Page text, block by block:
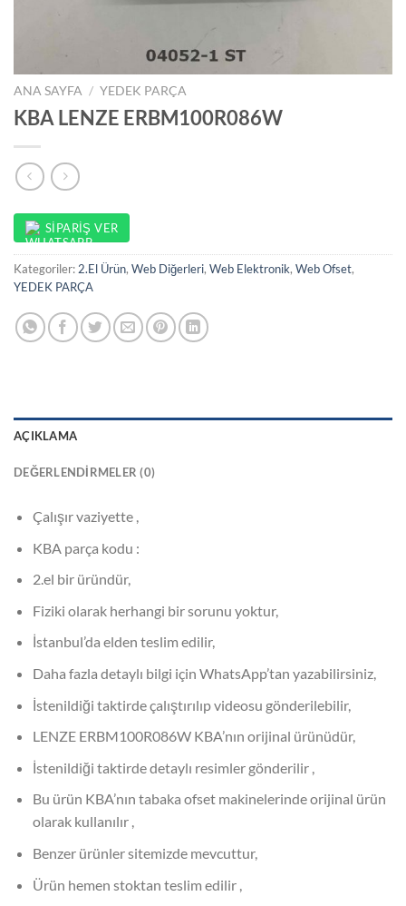
ANA SAYFA / YEDEK PARÇA
KBA LENZE ERBM100R086W
SIPARIŞ VER
Kategoriler: 2.El Ürün, Web Diğerleri, Web Elektronik, Web Ofset,
YEDEK PARÇA
AÇIKLAMA
DEĞERLENDIRMELER (0)
Çalışır vaziyette ,
KBA parça kodu :
2.el bir üründür,
Fiziki olarak herhangi bir sorunu yoktur,
İstanbul’da elden teslim edilir,
Daha fazla detaylı bilgi için WhatsApp’tan yazabilirsiniz,
İstenildiği taktirde çalıştırılıp videosu gönderilebilir,
LENZE ERBM100R086W KBA’nın orijinal ürünüdür,
İstenildiği taktirde detaylı resimler gönderilir ,
Bu ürün KBA’nın tabaka ofset makinelerinde orijinal ürün
olarak kullanılır ,
Benzer ürünler sitemizde mevcuttur,
Ürün hemen stoktan teslim edilir ,